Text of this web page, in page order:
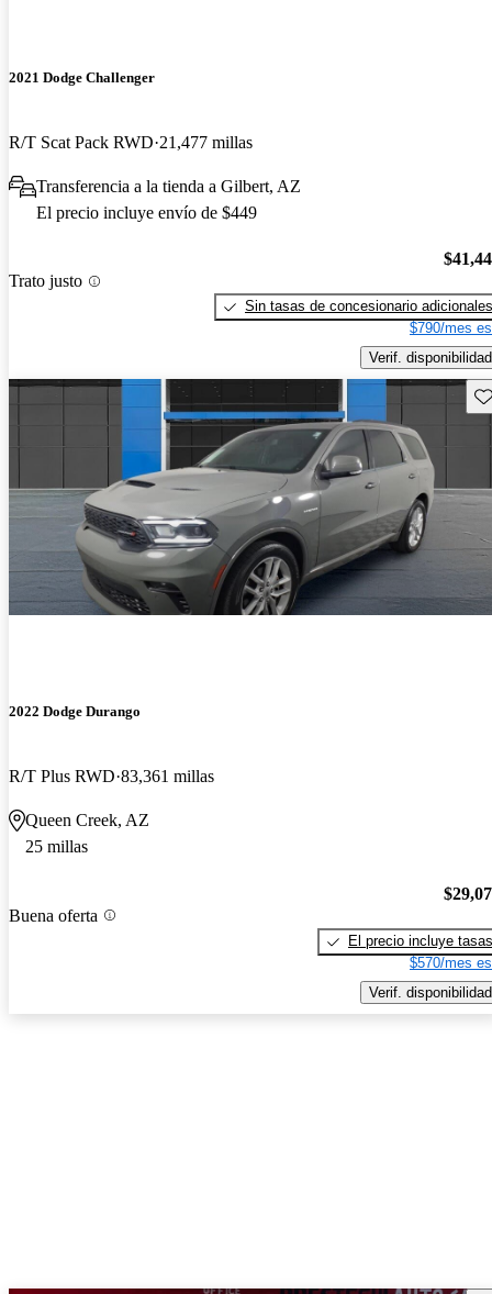
2021 Dodge Challenger
R/T Scat Pack RWD 21,477 millas
Transferencia a la tienda a Gilbert, AZ
El precio incluye envío de $449
Trato justo
Sin tasas de concesionario adicionales
$790/mes
Verif. disponibilidad
2022 Dodge Durango
R/T Plus RWD 83,361 millas
Queen Creek, AZ
25 millas
Buena oferta
El precio incluye tasas
$570/mes
Verif. disponibilidad